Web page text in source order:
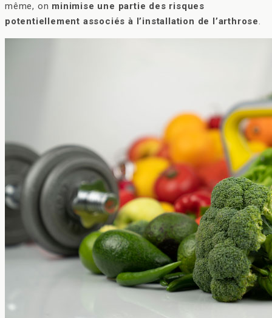
même, on minimise une partie des risques
potentiellement associés à l’installation de l’arthrose.